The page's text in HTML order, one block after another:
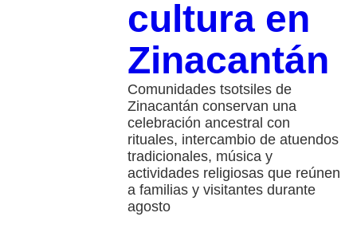
cultura en
Zinacantán
Comunidades tsotsiles de
Zinacantán conservan una
celebración ancestral con
rituales, intercambio de atuendos
tradicionales, música y
actividades religiosas que reúnen
a familias y visitantes durante
agosto